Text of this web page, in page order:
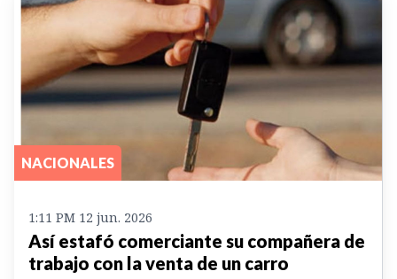
NACIONALES
1:11 PM 12 jun. 2026
Así estafó comerciante su compañera de
trabajo con la venta de un carro